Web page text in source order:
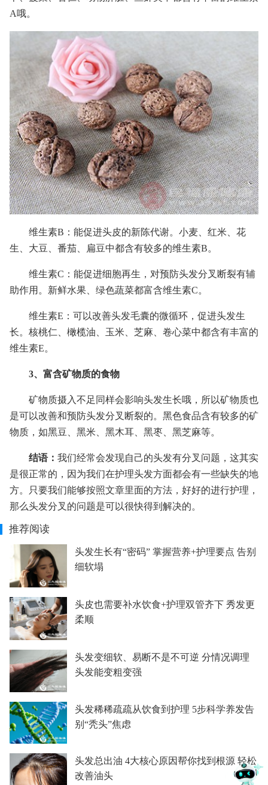
A哦。
维生素B：能促进头皮的新陈代谢。小麦、红米、花
生、大豆、番茄、扁豆中都含有较多的维生素B。
维生素C：能促进细胞再生，对预防头发分叉断裂有辅
助作用。新鲜水果、绿色蔬菜都富含维生素C。
维生素E：可以改善头发毛囊的微循环，促进头发生
长。核桃仁、橄榄油、玉米、芝麻、卷心菜中都含有丰富的
维生素E。
3、富含矿物质的食物
矿物质摄入不足同样会影响头发生长哦，所以矿物质也
是可以改善和预防头发分叉断裂的。黑色食品含有较多的矿
物质，如黑豆、黑米、黑木耳、黑枣、黑芝麻等。
结语： 我们经常会发现自己的头发有分叉问题，这其实
是很正常的，因为我们在护理头发方面都会有一些缺失的地
方。只要我们能够按照文章里面的方法，好好的进行护理，
那么头发分叉的问题是可以很快得到解决的。
推荐阅读
头发生长有“密码” 掌握营养+护理要点 告别
细软塌
头皮也需要补水饮食+护理双管齐下 秀发更
柔顺
头发变细软、易断不是不可逆 分情况调理
头发能变粗变强
头发稀稀疏疏从饮食到护理 5步科学养发告
别“秃头”焦虑
头发总出油 4大核心原因帮你找到根源 轻松
改善油头